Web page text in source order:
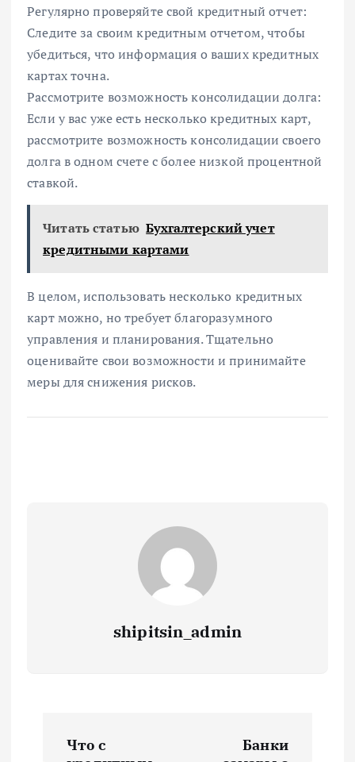
Регулярно проверяйте свой кредитный отчет:
Следите за своим кредитным отчетом, чтобы
убедиться, что информация о ваших кредитных
картах точна.
Рассмотрите возможность консолидации долга:
Если у вас уже есть несколько кредитных карт,
рассмотрите возможность консолидации своего
долга в одном счете с более низкой процентной
ставкой.
Читать статью Бухгалтерский учет
кредитными картами
В целом, использовать несколько кредитных
карт можно, но требует благоразумного
управления и планирования. Тщательно
оценивайте свои возможности и принимайте
меры для снижения рисков.
shipitsin_admin
Что с
Банки